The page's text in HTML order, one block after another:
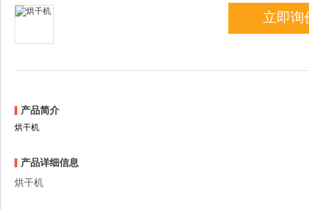
立即询
产品简介
烘干机
产品详细信息
烘干机